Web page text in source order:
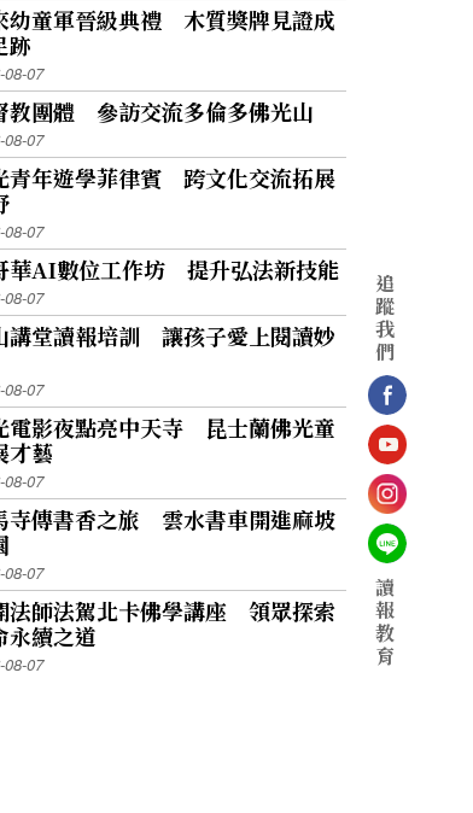
幼童軍晉級典禮 木質獎牌見證成
跡
08-07
教團體 參訪交流多倫多佛光山
08-07
青年遊學菲律賓 跨文化交流拓展
08-07
華AI數位工作坊 提升弘法新技能
08-07
講堂讀報培訓 讓孩子愛上閱讀妙
08-07
電影夜點亮中天寺 昆士蘭佛光童
才藝
08-07
寺傳書香之旅 雲水書車開進麻坡
08-07
法師法駕北卡佛學講座 領眾探索
永續之道
08-07
追
蹤
我
們
讀
報
教
育